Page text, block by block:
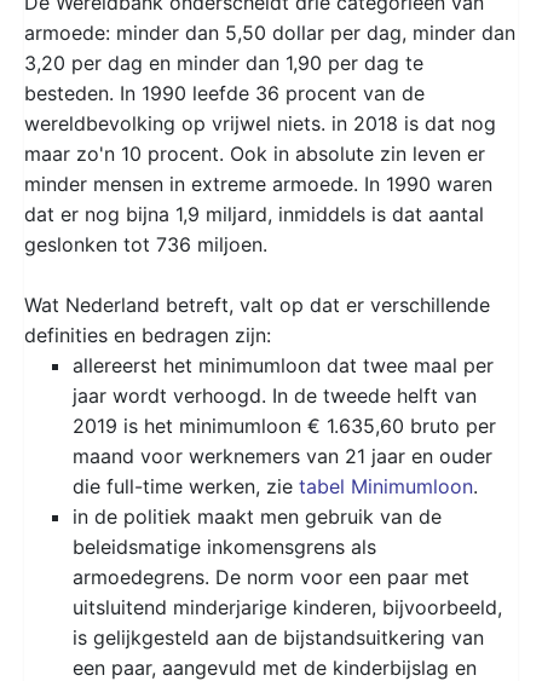
armoede: minder dan 5,50 dollar per dag, minder dan
3,20 per dag en minder dan 1,90 per dag te
besteden. In 1990 leefde 36 procent van de
wereldbevolking op vrijwel niets. in 2018 is dat nog
maar zo'n 10 procent. Ook in absolute zin leven er
minder mensen in extreme armoede. In 1990 waren
dat er nog bijna 1,9 miljard, inmiddels is dat aantal
geslonken tot 736 miljoen.
Wat Nederland betreft, valt op dat er verschillende
definities en bedragen zijn:
allereerst het minimumloon dat twee maal per
jaar wordt verhoogd. In de tweede helft van
2019 is het minimumloon € 1.635,60 bruto per
maand voor werknemers van 21 jaar en ouder
die full-time werken, zie tabel Minimumloon.
in de politiek maakt men gebruik van de
beleidsmatige inkomensgrens als
armoedegrens. De norm voor een paar met
uitsluitend minderjarige kinderen, bijvoorbeeld,
is gelijkgesteld aan de bijstandsuitkering van
een paar, aangevuld met de kinderbijslag en